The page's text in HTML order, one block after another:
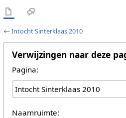
←Intocht Sinterklaas 2010
Verwijzingen naar deze
Pagina:
Naamruimte: